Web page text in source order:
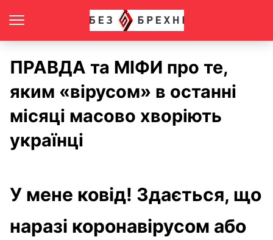
ПРАВДА та МІФИ про те,
яким «вірусом» в останні
місяці масово хворіють
українці
У мене ковід! Здається, що
наразі коронавірусом або